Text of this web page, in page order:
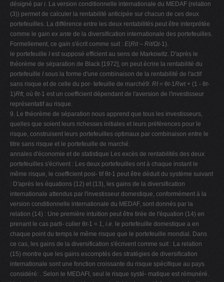
désigné par i. La version conditionnelle internationale du MEDAF (relation
(3)) permet de calculer la rentabilité anticipée sur chacun de ces deux
portefeuilles. La différence entre les deux rentabilités peut être interprétée
comme le gain ex ante de la diversification internationale des portefeuilles.
Formellement, ce gain s'écrit comme suit : E(Rit– Rit/Ωt-1).
le portefeuille I est supposé efficient au sens de Markowitz. D'après le
théorème de séparation de Black [1972], on peut écrire la rentabilité du
portefeuille I sous la forme d'une combinaison de la rentabilité de l'actif
sans risque et de celle du por- tefeuille de marché9: RI = θt-1Rwt+ (1 - θt-
1)Rft, où θt-1 est un coefficient dépendant de l'aversion de l'investisseur
représentatif au risque.
9. Le théorème de séparation nous apprend que tous les investisseurs,
quelles que soient leurs richesses initiales et leurs préférences pour le
risque, construisent leurs portefeuilles optimaux par combinaison entre le
titre sans risque et le portefeuille de marché.
annales d'économie et de statistique Les excès de rentabilités des deux
portefeuilles s'écrivent : Les deux portefeuilles ont à chaque instant le
même risque, le coefficient posi- tif θt-1 peut être déduit du système suivant
: D'après les équations (12) et (13), les gains de la diversification
internationale attendus par l'investisseur domestique, conformément à la
version conditionnelle internationale du MEDAF, sont donnés par la
relation (14) : Une première intuition peut être tirée de l'équation (14) en
prenant le cas parti- culier θt-1 = 1, i.e. le portefeuille domestique a en
chaque point du temps le même risque que le portefeuille mondial. Dans
ce cas, les gains de la diversification s'écrivent comme suit : La relation
(15) montre que les gains escomptés des stratégies de diversification
internationale sont une fonction croissante du risque spécifique au pays
considéré: . Selon le MEDAFI, seul le risque systé- matique est rémunéré.